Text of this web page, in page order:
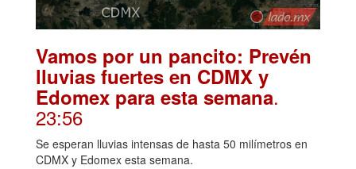
Vamos por un pancito: Prevén
lluvias fuertes en CDMX y
Edomex para esta semana.
23:56
Se esperan lluvias intensas de hasta 50 milímetros en
CDMX y Edomex esta semana.